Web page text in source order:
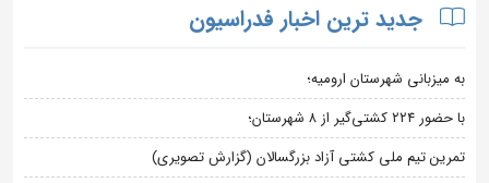
جدید ترین اخبار فدراسیون
به میزبانی شهرستان ارومیه؛
با حضور ۲۲۴ کشتی‌گیر از ۸ شهرستان؛
تمرین تیم ملی کشتی آزاد بزرگسالان (گزارش تصویری)